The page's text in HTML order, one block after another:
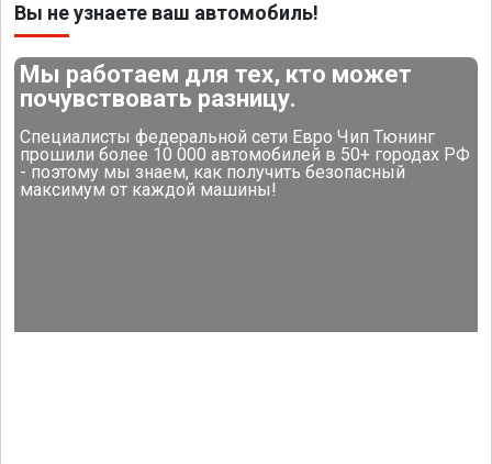
Вы не узнаете ваш автомобиль!
Мы работаем для тех, кто может
почувствовать разницу.
Специалисты федеральной сети Евро Чип Тюнинг
прошили более 10 000 автомобилей в 50+ городах РФ
- поэтому мы знаем, как получить безопасный
максимум от каждой машины!